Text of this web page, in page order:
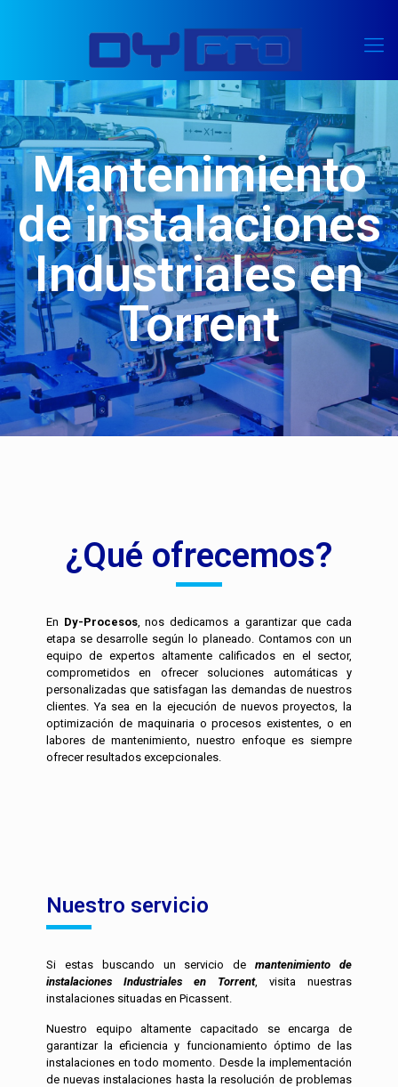
Mantenimiento
de instalaciones
Industriales en
Torrent
¿Qué ofrecemos?
En Dy-Procesos, nos dedicamos a garantizar que cada
etapa se desarrolle según lo planeado. Contamos con un
equipo de expertos altamente calificados en el sector,
comprometidos en ofrecer soluciones automáticas y
personalizadas que satisfagan las demandas de nuestros
clientes. Ya sea en la ejecución de nuevos proyectos, la
optimización de maquinaria o procesos existentes, o en
labores de mantenimiento, nuestro enfoque es siempre
ofrecer resultados excepcionales.
Nuestro servicio
Si estas buscando un servicio demantenimiento de
instalaciones Industriales en Torrent, visita nuestras
instalaciones situadas en Picassent.
Nuestro equipo altamente capacitado se encarga de
garantizar la eficiencia y funcionamiento óptimo de las
instalaciones en todo momento. Desde la implementación
de nuevas instalaciones hasta la resolución de problemas